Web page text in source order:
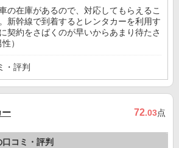
の在庫があるので、対応してもらえるこ
新幹線で到着するとレンタカーを利用す
契約をさばくのが早いからあまり待たさ
）
・評判
ー 72.03点
コミ・評判